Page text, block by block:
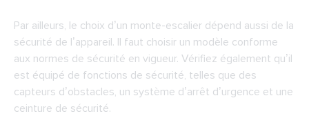
Par ailleurs, le choix d’un monte-escalier dépend aussi de la
sécurité de l’appareil. Il faut choisir un modèle conforme
aux normes de sécurité en vigueur. Vérifiez également qu’il
est équipé de fonctions de sécurité, telles que des
capteurs d’obstacles, un système d’arrêt d’urgence et une
ceinture de sécurité.